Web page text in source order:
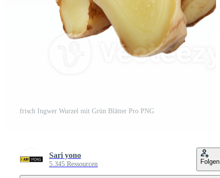
frisch Ingwer Wurzel mit Grün Blätter Pro PNG
Sari yono
5.345 Ressourcen Folgen